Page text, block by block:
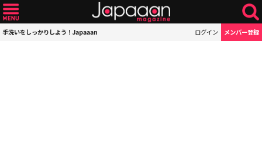
手洗いをしっかりしよう！Japaaan ログイン メンバー登録